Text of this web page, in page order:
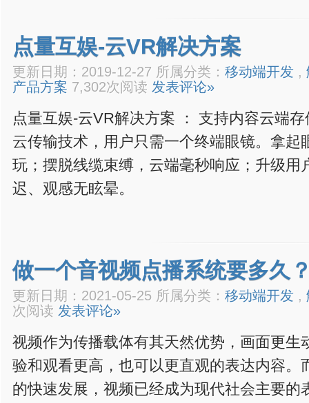
点量互娱-云VR解决方案
更新日期：2019-12-27 所属分类： 移动端开发 ,
产品方案 7,302次阅读 发表评论»
点量互娱-云VR解决方案 ： 支持内容云端
云传输技术，用户只需一个终端眼镜。拿起
玩；摆脱线缆束缚，云端毫秒响应；升级用
迟、观感无眩晕。
做一个音视频点播系统要多久
更新日期：2021-05-25 所属分类： 移动端开发 ,
次阅读 发表评论»
视频作为传播载体有其天然优势，画面更生
验和观看更高，也可以更直观的表达内容。
的快速发展，视频已经成为现代社会主要的